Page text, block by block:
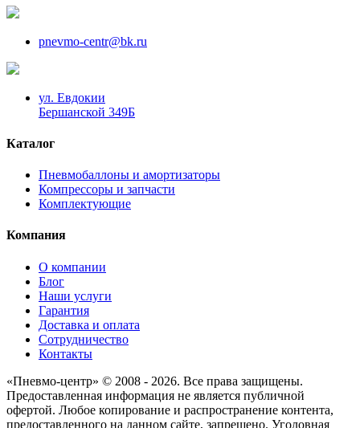
pnevmo-centr@bk.ru
ул. Евдокии
Бершанской 349Б
Каталог
Пневмобаллоны и амортизаторы
Компрессоры и запчасти
Комплектующие
Компания
О компании
Блог
Наши услуги
Гарантия
Доставка и оплата
Сотрудничество
Контакты
«Пневмо-центр» © 2008 - 2026. Все права защищены.
Предоставленная информация не является публичной
офертой. Любое копирование и распространение контента,
предоставленного на данном сайте, запрещено. Уголовная